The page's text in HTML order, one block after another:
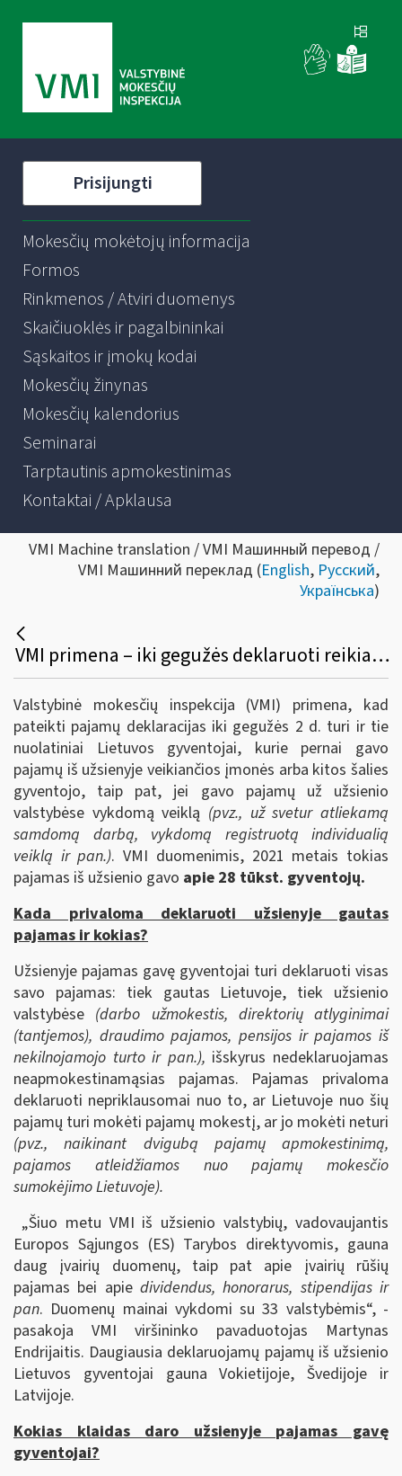
Prisijungti
Mokesčių mokėtojų informacija
Formos
Rinkmenos / Atviri duomenys
Skaičiuoklės ir pagalbininkai
Sąskaitos ir įmokų kodai
Mokesčių žinynas
Mokesčių kalendorius
Seminarai
Tarptautinis apmokestinimas
Kontaktai / Apklausa
VMI Machine translation / VMI Машинный перевод /
VMI Машинний переклад (English, Русский,
Українська)
VMI primena – iki gegužės deklaruoti reikia ir užsienyje gautas pajamas
Valstybinė mokesčių inspekcija (VMI) primena, kad
pateikti pajamų deklaracijas iki gegužės 2 d. turi ir tie
nuolatiniai Lietuvos gyventojai, kurie pernai gavo
pajamų iš užsienyje veikiančios įmonės arba kitos šalies
gyventojo, taip pat, jei gavo pajamų už užsienio
valstybėse vykdomą veiklą (pvz., už svetur atliekamą
samdomą darbą, vykdomą registruotą individualią
veiklą ir pan.). VMI duomenimis, 2021 metais tokias
pajamas iš užsienio gavo apie 28 tūkst. gyventojų.
Kada privaloma deklaruoti užsienyje gautas
pajamas ir kokias?
Užsienyje pajamas gavę gyventojai turi deklaruoti visas
savo pajamas: tiek gautas Lietuvoje, tiek užsienio
valstybėse (darbo užmokestis, direktorių atlyginimai
(tantjemos), draudimo pajamos, pensijos ir pajamos iš
nekilnojamojo turto ir pan.), išskyrus nedeklaruojamas
neapmokestinamąsias pajamas. Pajamas privaloma
deklaruoti nepriklausomai nuo to, ar Lietuvoje nuo šių
pajamų turi mokėti pajamų mokestį, ar jo mokėti neturi
(pvz., naikinant dvigubą pajamų apmokestinimą,
pajamos atleidžiamos nuo pajamų mokesčio
sumokėjimo Lietuvoje).
„Šiuo metu VMI iš užsienio valstybių, vadovaujantis
Europos Sąjungos (ES) Tarybos direktyvomis, gauna
daug įvairių duomenų, taip pat apie įvairių rūšių
pajamas bei apie dividendus, honorarus, stipendijas ir
pan. Duomenų mainai vykdomi su 33 valstybėmis“, -
pasakoja VMI viršininko pavaduotojas Martynas
Endrijaitis. Daugiausia deklaruojamų pajamų iš užsienio
Lietuvos gyventojai gauna Vokietijoje, Švedijoje ir
Latvijoje.
Kokias klaidas daro užsienyje pajamas gavę
gyventojai?